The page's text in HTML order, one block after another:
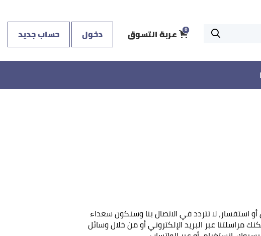
0 عربة التسوق دخول حساب جديد
استفسار، لا تتردد في الاتصال بنا وسنكون سعداء
مراسلتنا عبر البريد الإلكتروني أو من خلال وسائل